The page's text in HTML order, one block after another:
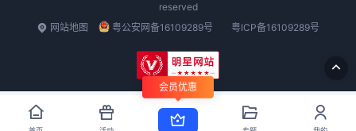
reserved
网站地图
粤公安网备16109289号 粤ICP备16109289号
会员优惠